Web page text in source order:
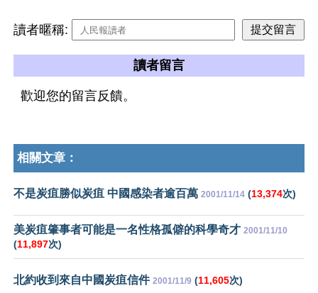
讀者暱稱:
讀者留言
歡迎您的留言反饋。
相關文章：
不是炭疽勝似炭疽 中國感染者逾百萬 2001/11/14 (13,374次)
美炭疽肇事者可能是一名性格孤僻的科學奇才 2001/11/10
(11,897次)
北約收到來自中國炭疽信件 2001/11/9 (11,605次)